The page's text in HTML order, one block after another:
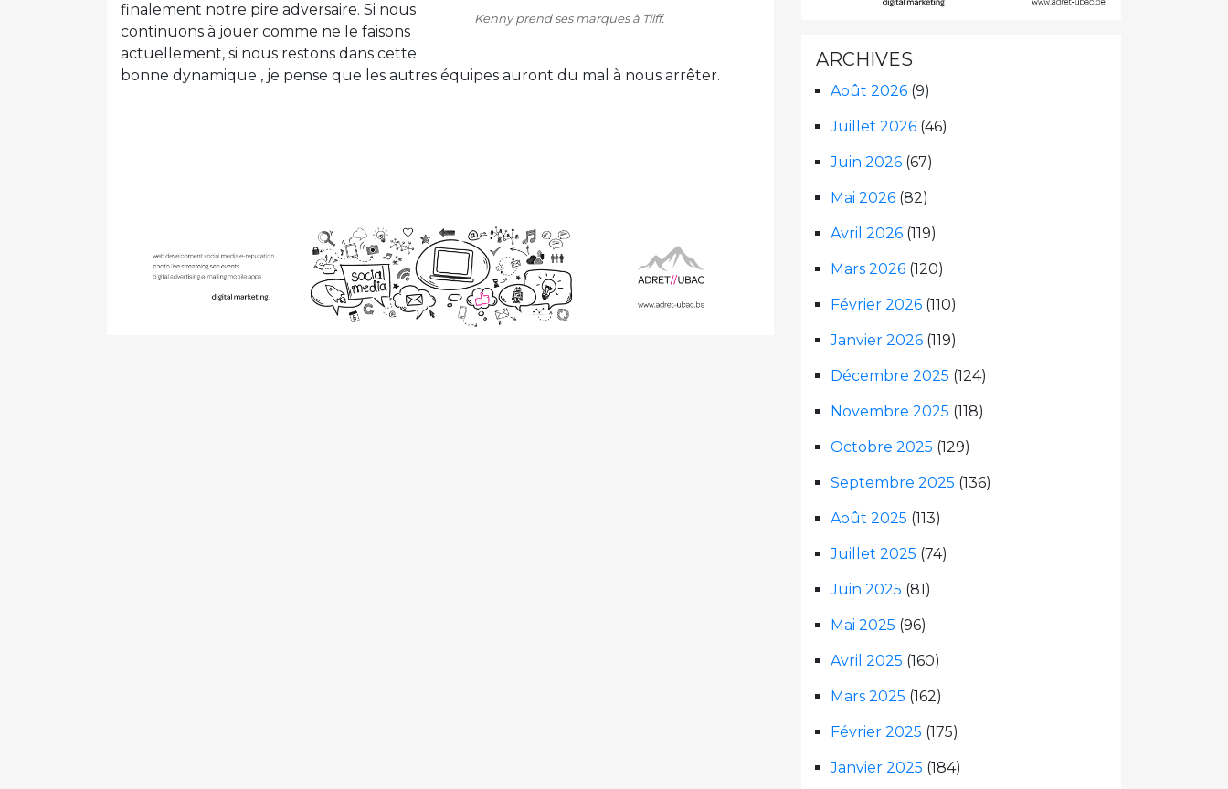
Kenny prend ses marques à Tilff.
finalement notre pire adversaire. Si nous
continuons à jouer comme ne le faisons
actuellement, si nous restons dans cette
bonne dynamique , je pense que les autres équipes auront du mal à nous arrêter.
ARCHIVES
Août 2026 (9)
Juillet 2026 (46)
Juin 2026 (67)
Mai 2026 (82)
Avril 2026 (119)
Mars 2026 (120)
Février 2026 (110)
Janvier 2026 (119)
Décembre 2025 (124)
Novembre 2025 (118)
Octobre 2025 (129)
Septembre 2025 (136)
Août 2025 (113)
Juillet 2025 (74)
Juin 2025 (81)
Mai 2025 (96)
Avril 2025 (160)
Mars 2025 (162)
Février 2025 (175)
Janvier 2025 (184)